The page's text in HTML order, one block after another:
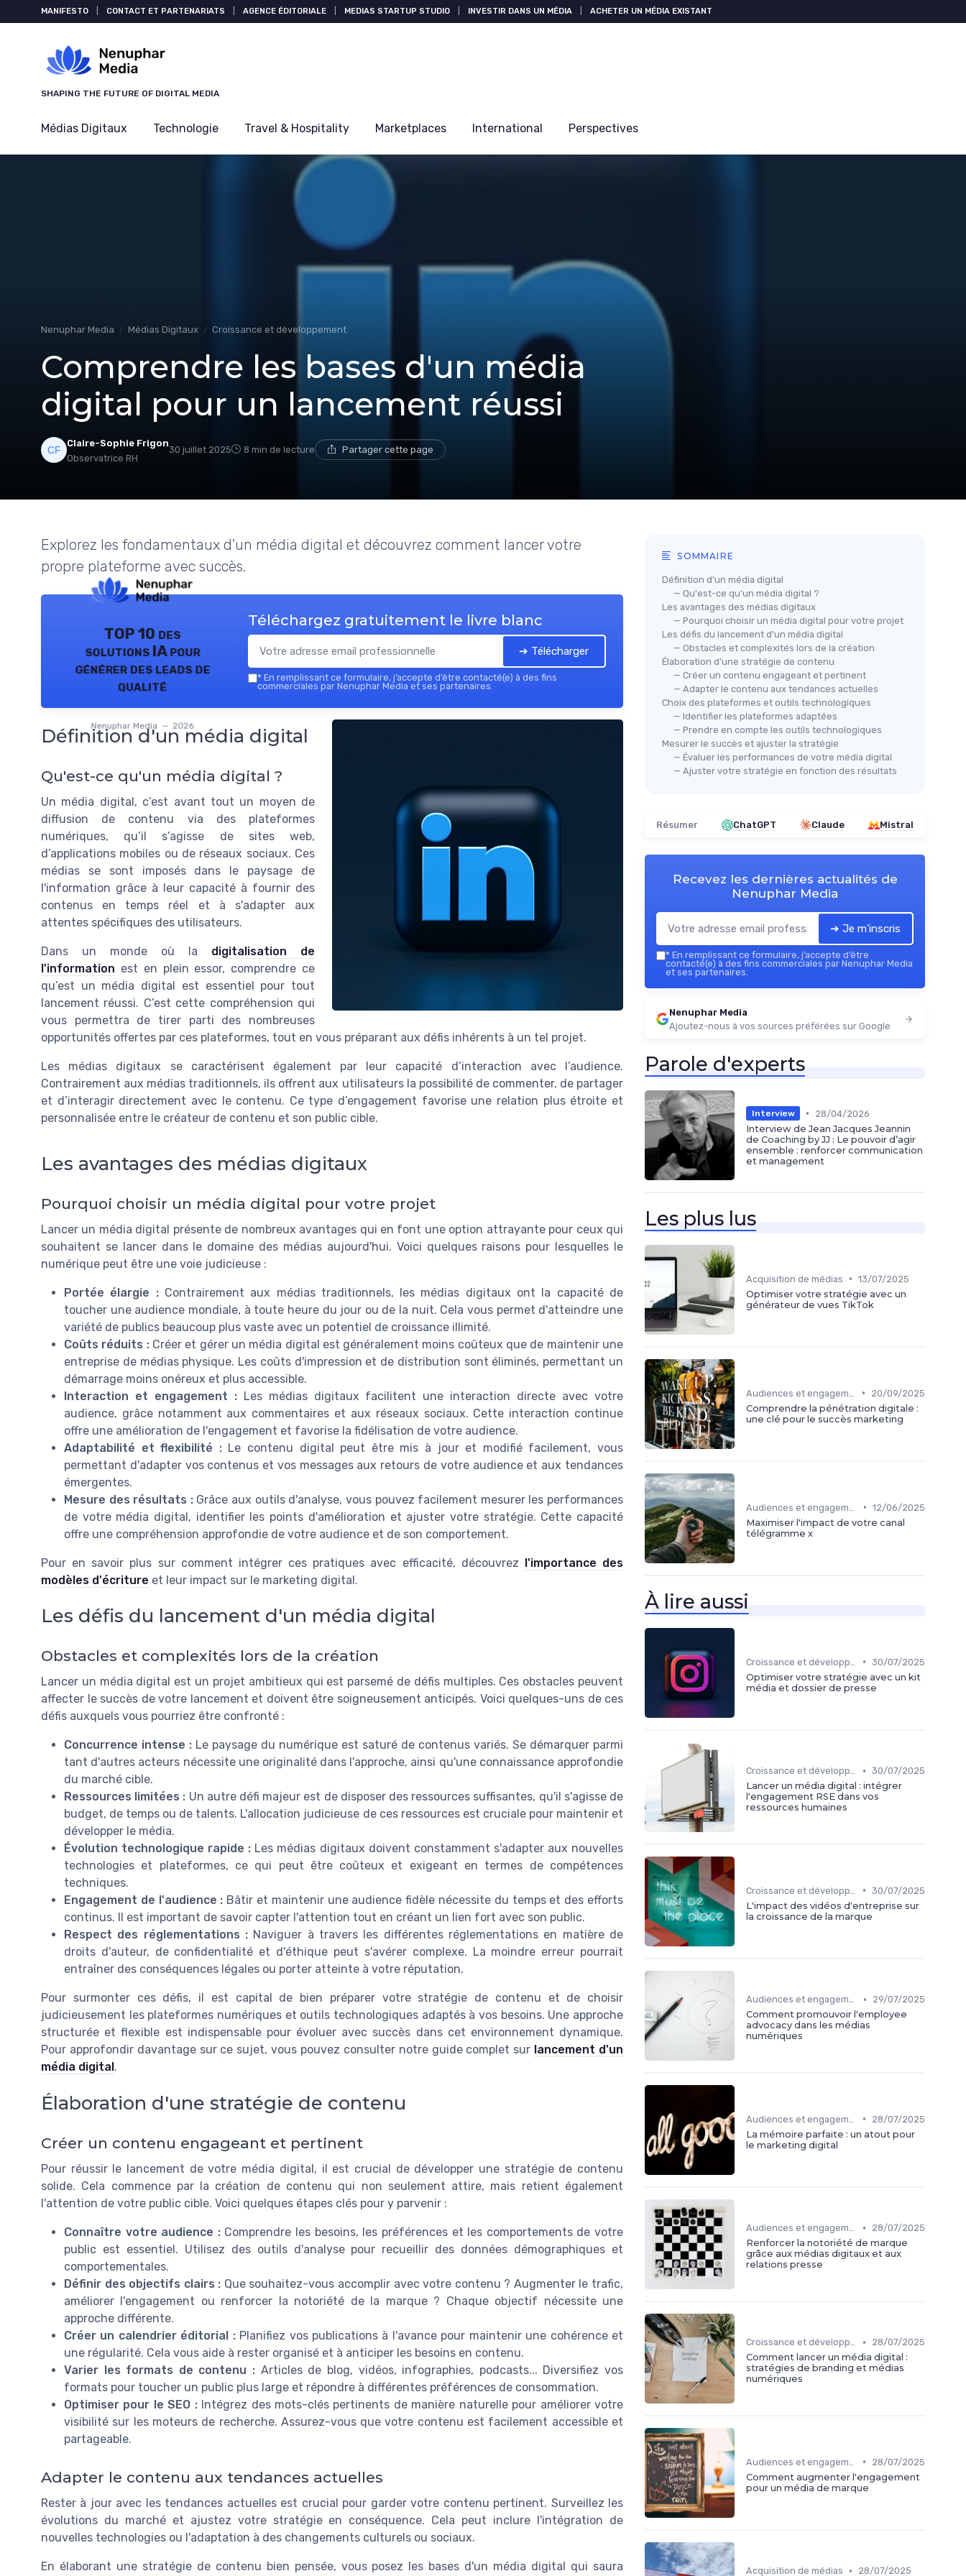
MANIFESTO CONTACT ET PARTENARIATS AGENCE ÉDITORIALE MEDIAS STARTUP STUDIO INVESTIR DANS UN MÉDIA ACHETER UN MÉDIA EXISTANT
SHAPING THE FUTURE OF DIGITAL MEDIA
Médias Digitaux Technologie Travel & Hospitality Marketplaces International Perspectives
Nenuphar Media Médias Digitaux Croissance et développement
Comprendre les bases d'un média
digital pour un lancement réussi
Claire-Sophie Frigon
Observatrice RH
30 juillet 2025 8 min de lecture Partager cette page
Explorez les fondamentaux d'un média digital et découvrez comment lancer votre
propre plateforme avec succès.
TOP 10 des
solutions IA pour
générer des leads de
qualité
Nenuphar Media — 2026
Téléchargez gratuitement le livre blanc
➔ Télécharger
* En remplissant ce formulaire, j’accepte d’être contacté(e) à des fins
commerciales par Nenuphar Media et ses partenaires.
Définition d'un média digital
Qu'est-ce qu'un média digital ?
Un média digital, c’est avant tout un moyen de
diffusion de contenu via des plateformes
numériques, qu’il s’agisse de sites web,
d’applications mobiles ou de réseaux sociaux. Ces
médias se sont imposés dans le paysage de
l'information grâce à leur capacité à fournir des
contenus en temps réel et à s'adapter aux
attentes spécifiques des utilisateurs.
Dans un monde où la digitalisation de
l'information est en plein essor, comprendre ce
qu’est un média digital est essentiel pour tout
lancement réussi. C’est cette compréhension qui
vous permettra de tirer parti des nombreuses
opportunités offertes par ces plateformes, tout en vous préparant aux défis inhérents à un tel projet.
Les médias digitaux se caractérisent également par leur capacité d’interaction avec l’audience.
Contrairement aux médias traditionnels, ils offrent aux utilisateurs la possibilité de commenter, de partager
et d’interagir directement avec le contenu. Ce type d’engagement favorise une relation plus étroite et
personnalisée entre le créateur de contenu et son public cible.
Les avantages des médias digitaux
Pourquoi choisir un média digital pour votre projet
Lancer un média digital présente de nombreux avantages qui en font une option attrayante pour ceux qui
souhaitent se lancer dans le domaine des médias aujourd'hui. Voici quelques raisons pour lesquelles le
numérique peut être une voie judicieuse :
Portée élargie :Contrairement aux médias traditionnels, les médias digitaux ont la capacité de
toucher une audience mondiale, à toute heure du jour ou de la nuit. Cela vous permet d'atteindre une
variété de publics beaucoup plus vaste avec un potentiel de croissance illimité.
Coûts réduits :Créer et gérer un média digital est généralement moins coûteux que de maintenir une
entreprise de médias physique. Les coûts d'impression et de distribution sont éliminés, permettant un
démarrage moins onéreux et plus accessible.
Interaction et engagement :Les médias digitaux facilitent une interaction directe avec votre
audience, grâce notamment aux commentaires et aux réseaux sociaux. Cette interaction continue
offre une amélioration de l'engagement et favorise la fidélisation de votre audience.
Adaptabilité et flexibilité :Le contenu digital peut être mis à jour et modifié facilement, vous
permettant d'adapter vos contenus et vos messages aux retours de votre audience et aux tendances
émergentes.
Mesure des résultats :Grâce aux outils d'analyse, vous pouvez facilement mesurer les performances
de votre média digital, identifier les points d'amélioration et ajuster votre stratégie. Cette capacité
offre une compréhension approfondie de votre audience et de son comportement.
Pour en savoir plus sur comment intégrer ces pratiques avec efficacité, découvrez l'importance des
modèles d'écriture et leur impact sur le marketing digital.
Les défis du lancement d'un média digital
Obstacles et complexités lors de la création
Lancer un média digital est un projet ambitieux qui est parsemé de défis multiples. Ces obstacles peuvent
affecter le succès de votre lancement et doivent être soigneusement anticipés. Voici quelques-uns de ces
défis auxquels vous pourriez être confronté :
Concurrence intense : Le paysage du numérique est saturé de contenus variés. Se démarquer parmi
tant d'autres acteurs nécessite une originalité dans l'approche, ainsi qu'une connaissance approfondie
du marché cible.
Ressources limitées : Un autre défi majeur est de disposer des ressources suffisantes, qu'il s'agisse de
budget, de temps ou de talents. L'allocation judicieuse de ces ressources est cruciale pour maintenir et
développer le média.
Évolution technologique rapide : Les médias digitaux doivent constamment s'adapter aux nouvelles
technologies et plateformes, ce qui peut être coûteux et exigeant en termes de compétences
techniques.
Engagement de l'audience : Bâtir et maintenir une audience fidèle nécessite du temps et des efforts
continus. Il est important de savoir capter l'attention tout en créant un lien fort avec son public.
Respect des réglementations : Naviguer à travers les différentes réglementations en matière de
droits d'auteur, de confidentialité et d'éthique peut s'avérer complexe. La moindre erreur pourrait
entraîner des conséquences légales ou porter atteinte à votre réputation.
Pour surmonter ces défis, il est capital de bien préparer votre stratégie de contenu et de choisir
judicieusement les plateformes numériques et outils technologiques adaptés à vos besoins. Une approche
structurée et flexible est indispensable pour évoluer avec succès dans cet environnement dynamique.
Pour approfondir davantage sur ce sujet, vous pouvez consulter notre guide complet sur lancement d'un
média digital .
Élaboration d'une stratégie de contenu
Créer un contenu engageant et pertinent
Pour réussir le lancement de votre média digital, il est crucial de développer une stratégie de contenu
solide. Cela commence par la création de contenu qui non seulement attire, mais retient également
l'attention de votre public cible. Voici quelques étapes clés pour y parvenir :
Connaître votre audience :Comprendre les besoins, les préférences et les comportements de votre
public est essentiel. Utilisez des outils d'analyse pour recueillir des données démographiques et
comportementales.
Définir des objectifs clairs : Que souhaitez-vous accomplir avec votre contenu ? Augmenter le trafic,
améliorer l'engagement ou renforcer la notoriété de la marque ? Chaque objectif nécessite une
approche différente.
Créer un calendrier éditorial :Planifiez vos publications à l'avance pour maintenir une cohérence et
une régularité. Cela vous aide à rester organisé et à anticiper les besoins en contenu.
Varier les formats de contenu : Articles de blog, vidéos, infographies, podcasts... Diversifiez vos
formats pour toucher un public plus large et répondre à différentes préférences de consommation.
Optimiser pour le SEO :Intégrez des mots-clés pertinents de manière naturelle pour améliorer votre
visibilité sur les moteurs de recherche. Assurez-vous que votre contenu est facilement accessible et
partageable.
Adapter le contenu aux tendances actuelles
Rester à jour avec les tendances actuelles est crucial pour garder votre contenu pertinent. Surveillez les
évolutions du marché et ajustez votre stratégie en conséquence. Cela peut inclure l'intégration de
nouvelles technologies ou l'adaptation à des changements culturels ou sociaux.
En élaborant une stratégie de contenu bien pensée, vous posez les bases d'un média digital qui saura
SOMMAIRE
Définition d'un média digital
— Qu'est-ce qu'un média digital ?
Les avantages des médias digitaux
— Pourquoi choisir un média digital pour votre projet
Les défis du lancement d'un média digital
— Obstacles et complexités lors de la création
Élaboration d'une stratégie de contenu
— Créer un contenu engageant et pertinent
— Adapter le contenu aux tendances actuelles
Choix des plateformes et outils technologiques
— Identifier les plateformes adaptées
— Prendre en compte les outils technologiques
Mesurer le succès et ajuster la stratégie
— Évaluer les performances de votre média digital
— Ajuster votre stratégie en fonction des résultats
Résumer ChatGPT Claude Mistral
Recevez les dernières actualités de
Nenuphar Media
➔ Je m'inscris
* En remplissant ce formulaire, j’accepte d’être
contacté(e) à des fins commerciales par Nenuphar Media
et ses partenaires.
Nenuphar Media
Ajoutez-nous à vos sources préférées sur Google
Parole d'experts
Interview •
28/04/2026
Interview de Jean Jacques Jeannin
de Coaching by JJ : Le pouvoir d’agir
ensemble : renforcer communication
et management
Les plus lus
Acquisition de médias • 13/07/2025
Optimiser votre stratégie avec un
générateur de vues TikTok
•
20/09/2025
Comprendre la pénétration digitale :
une clé pour le succès marketing
• 12/06/2025
Maximiser l'impact de votre canal
télégramme x
À lire aussi
• 30/07/2025
Optimiser votre stratégie avec un kit
média et dossier de presse
Croissance et développement • 30/07/2025
Lancer un média digital : intégrer
l'engagement RSE dans vos
ressources humaines
• 30/07/2025
L'impact des vidéos d'entreprise sur
la croissance de la marque
Audiences et engagement •
29/07/2025
Comment promouvoir l'employee
advocacy dans les médias
numériques
•
28/07/2025
La mémoire parfaite : un atout pour
le marketing digital
Audiences et engagement •
28/07/2025
Renforcer la notoriété de marque
grâce aux médias digitaux et aux
relations presse
Croissance et développement •
28/07/2025
Comment lancer un média digital :
stratégies de branding et médias
numériques
•
28/07/2025
Comment augmenter l'engagement
pour un média de marque
Acquisition de médias • 28/07/2025
Panneau de gestion des cookies